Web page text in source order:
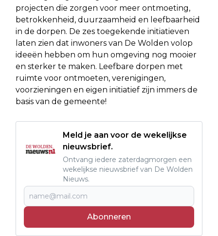
projecten die zorgen voor meer ontmoeting,
betrokkenheid, duurzaamheid en leefbaarheid
in de dorpen. De zes toegekende initiatieven
laten zien dat inwoners van De Wolden volop
ideeën hebben om hun omgeving nog mooier
en sterker te maken. Leefbare dorpen met
ruimte voor ontmoeten, verenigingen,
voorzieningen en eigen initiatief zijn immers de
basis van de gemeente!
Meld je aan voor de wekelijkse
nieuwsbrief.
Ontvang iedere zaterdagmorgen een
wekelijkse nieuwsbrief van De Wolden
Nieuws.
Abonneren